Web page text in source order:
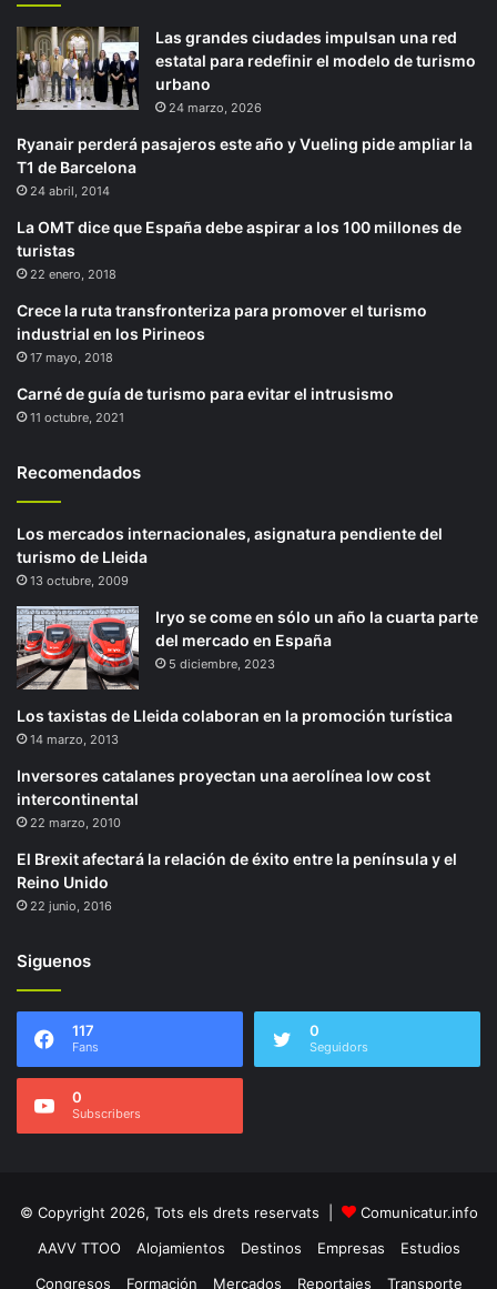
Las grandes ciudades impulsan una red
estatal para redefinir el modelo de turismo
urbano
24 marzo, 2026
Ryanair perderá pasajeros este año y Vueling pide ampliar la
T1 de Barcelona
24 abril, 2014
La OMT dice que España debe aspirar a los 100 millones de
turistas
22 enero, 2018
Crece la ruta transfronteriza para promover el turismo
industrial en los Pirineos
17 mayo, 2018
Carné de guía de turismo para evitar el intrusismo
11 octubre, 2021
Recomendados
Los mercados internacionales, asignatura pendiente del
turismo de Lleida
13 octubre, 2009
Iryo se come en sólo un año la cuarta parte
del mercado en España
5 diciembre, 2023
Los taxistas de Lleida colaboran en la promoción turística
14 marzo, 2013
Inversores catalanes proyectan una aerolínea low cost
intercontinental
22 marzo, 2010
El Brexit afectará la relación de éxito entre la península y el
Reino Unido
22 junio, 2016
Siguenos
117
Fans
0
Seguidors
0
Subscribers
© Copyright 2026, Tots els drets reservats |
Comunicatur.info
AAVV TTOO
Alojamientos Destinos Empresas
Estudios
Congresos
Formación Mercados Reportajes Transporte